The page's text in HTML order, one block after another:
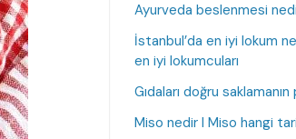
Ayurveda beslenmesi
İstanbul’da en iyi lokum
en iyi lokumcuları
Gıdaları doğru
Miso nedir I Miso hangi